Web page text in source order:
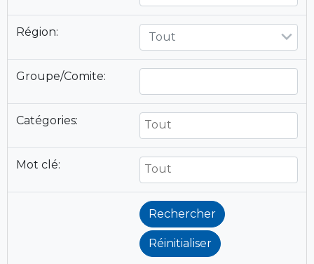
Région: Tout
Groupe/Comite:
Catégories:
Mot clé: